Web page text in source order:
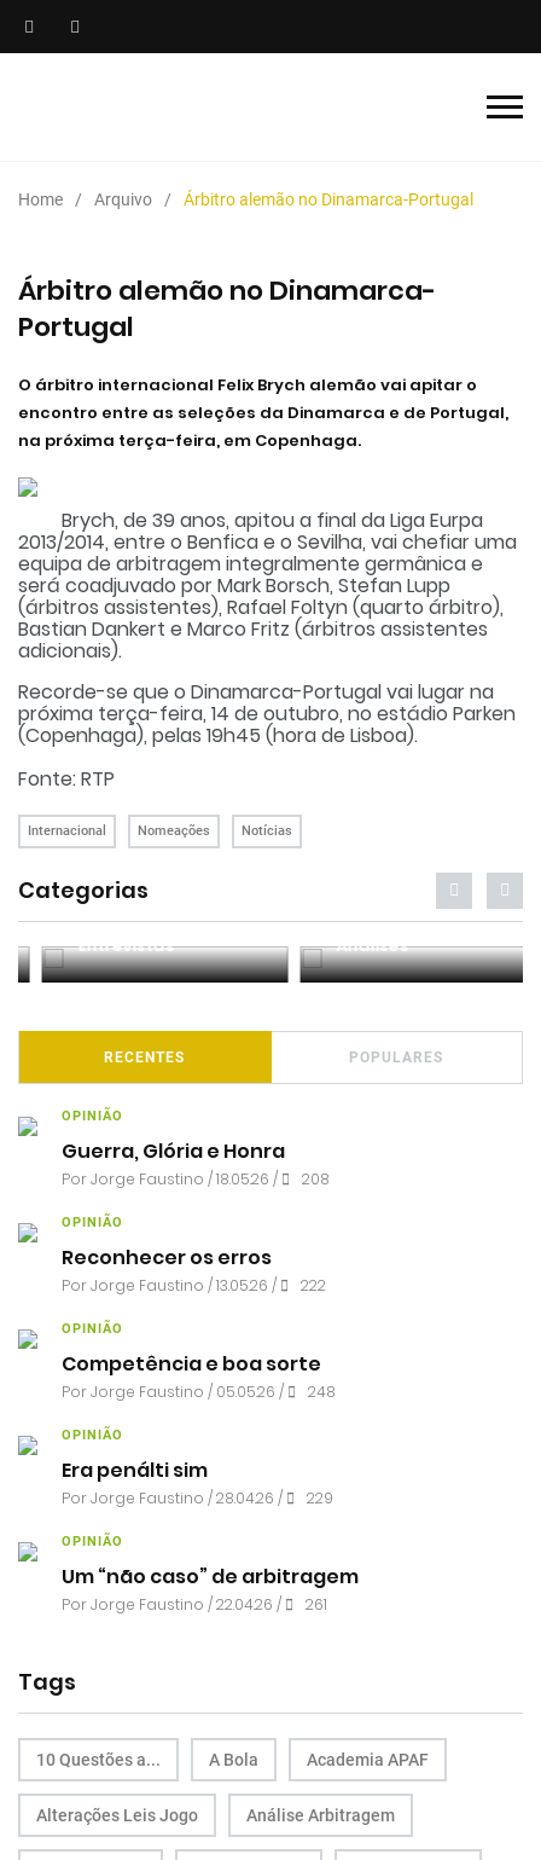
Home Arquivo Árbitro alemão no Dinamarca-Portugal
Árbitro alemão no Dinamarca-
Portugal
O árbitro internacional Felix Brych alemão vai apitar o
encontro entre as seleções da Dinamarca e de Portugal,
na próxima terça-feira, em Copenhaga.
Brych, de 39 anos, apitou a final da Liga Eurpa
2013/2014, entre o Benfica e o Sevilha, vai chefiar uma
equipa de arbitragem integralmente germânica e
será coadjuvado por Mark Borsch, Stefan Lupp
(árbitros assistentes), Rafael Foltyn (quarto árbitro),
Bastian Dankert e Marco Fritz (árbitros assistentes
adicionais).
Recorde-se que o Dinamarca-Portugal vai lugar na
próxima terça-feira, 14 de outubro, no estádio Parken
(Copenhaga), pelas 19h45 (hora de Lisboa).
Fonte: RTP
Internacional Nomeações Notícias
Categorias
Entrevistas Análises
RECENTES POPULARES
OPINIÃO
Guerra, Glória e Honra
PorJorge Faustino / 18.05.26 / 208
OPINIÃO
Reconhecer os erros
PorJorge Faustino / 13.05.26 / 222
OPINIÃO
Competência e boa sorte
PorJorge Faustino / 05.05.26 / 248
OPINIÃO
Era penálti sim
PorJorge Faustino / 28.04.26 / 229
OPINIÃO
Um “não caso” de arbitragem
PorJorge Faustino / 22.04.26 / 261
Tags
10 Questões a... A Bola Academia APAF
Alterações Leis Jogo Análise Arbitragem